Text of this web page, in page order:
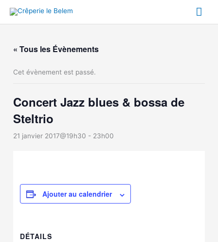
contenu
« Tous les Évènements
Cet évènement est passé.
Concert Jazz blues & bossa de
Steltrio
21 janvier 2017@19h30 - 23h00
Ajouter au calendrier
DÉTAILS